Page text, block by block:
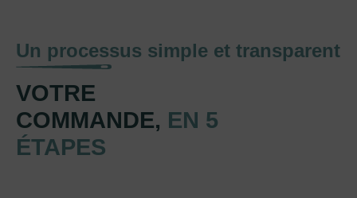
Un processus simple et transparent
VOTRE
COMMANDE, EN 5
ÉTAPES